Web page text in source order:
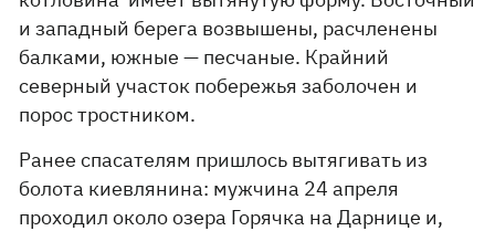
и западный берега возвышены, расчленены
балками, южные — песчаные. Крайний
северный участок побережья заболочен и
порос тростником.
Ранее спасателям пришлось вытягивать из
болота киевлянина: мужчина 24 апреля
проходил около озера Горячка на Дарнице и,